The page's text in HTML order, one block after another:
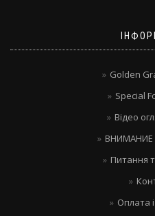
Golden
Special
Відео
ВНИМАНИЕ
Питання
Оплата